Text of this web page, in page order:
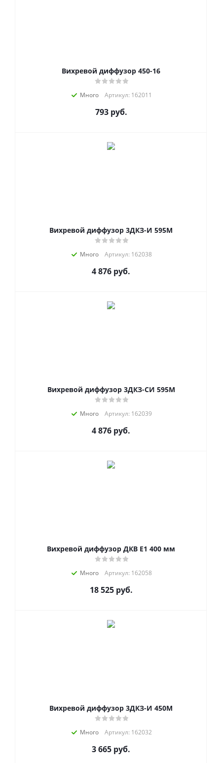
Вихревой диффузор 450-16
Много Артикул: 162011
793руб.
Вихревой диффузор 3ДКЗ-И 595М
Много Артикул: 162038
4 876 руб.
Вихревой диффузор 3ДКЗ-СИ 595М
Много Артикул: 162039
4 876 руб.
Вихревой диффузор ДКВ Е1 400 мм
Много Артикул: 162058
18 525руб.
Вихревой диффузор 3ДКЗ-И 450М
Много Артикул: 162032
3 665 руб.